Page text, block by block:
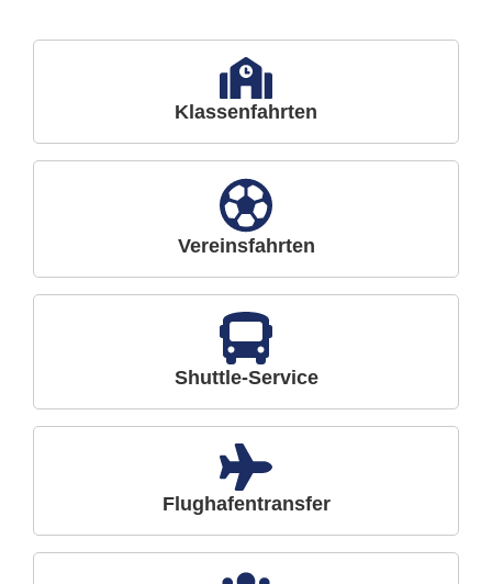
Klassenfahrten
Vereinsfahrten
Shuttle-Service
Flughafentransfer